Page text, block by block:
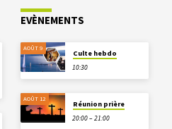
EVÈNEMENTS
AOÛT 9
Culte hebdo
10:30
AOÛT 12
Réunion prière
20:00 – 21:00